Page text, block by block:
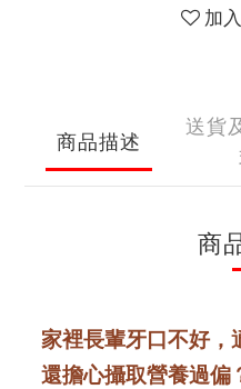
加
商品描述
送貨
商
家裡長輩牙口不好，
還擔心攝取營養過偏